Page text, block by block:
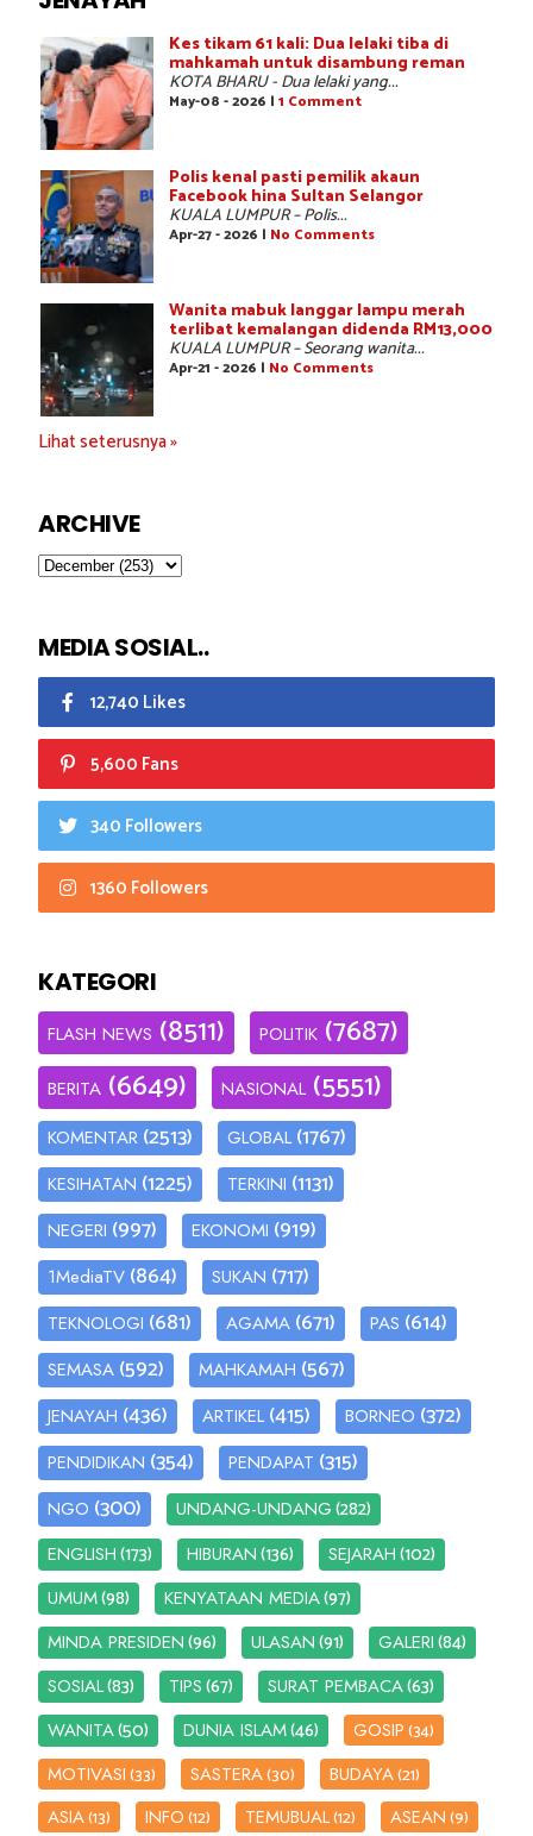
Kes tikam 61 kali: Dua lelaki tiba di
mahkamah untuk disambung reman
KOTA BHARU - Dua lelaki yang...
May-08 - 2026 | 1 Comment
Polis kenal pasti pemilik akaun
Facebook hina Sultan Selangor
KUALA LUMPUR – Polis...
Apr-27 - 2026 | No Comments
Wanita mabuk langgar lampu merah
terlibat kemalangan didenda RM13,000
KUALA LUMPUR – Seorang wanita...
Apr-21 - 2026 | No Comments
Lihat seterusnya »
ARCHIVE
MEDIA SOSIAL..
12,740 Likes
5,600 Fans
340 Followers
1360 Followers
KATEGORI
FLASH NEWS (8511) POLITIK (7687)
BERITA (6649) NASIONAL (5551)
KOMENTAR (2513) GLOBAL (1767)
KESIHATAN (1225) TERKINI (1131)
NEGERI (997) EKONOMI (919)
1MediaTV (864) SUKAN (717)
TEKNOLOGI (681) AGAMA (671) PAS (614)
SEMASA (592) MAHKAMAH (567)
JENAYAH (436) ARTIKEL (415) BORNEO (372)
PENDIDIKAN (354) PENDAPAT (315)
NGO (300) UNDANG-UNDANG(282)
ENGLISH(173) HIBURAN(136) SEJARAH(102)
UMUM(98) KENYATAAN MEDIA(97)
MINDA PRESIDEN(96) ULASAN(91) GALERI(84)
SOSIAL(83) TIPS(67) SURAT PEMBACA(63)
WANITA(50) DUNIA ISLAM(46) GOSIP(34)
MOTIVASI(33) SASTERA(30) BUDAYA(21)
ASIA(13) INFO(12) TEMUBUAL(12) ASEAN(9)